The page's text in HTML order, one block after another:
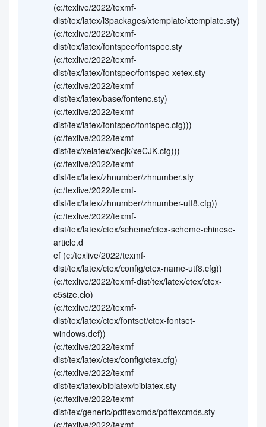
(c:/texlive/2022/texmf-
dist/tex/latex/l3packages/xtemplate/xtemplate.sty)
(c:/texlive/2022/texmf-
dist/tex/latex/fontspec/fontspec.sty
(c:/texlive/2022/texmf-
dist/tex/latex/fontspec/fontspec-xetex.sty
(c:/texlive/2022/texmf-
dist/tex/latex/base/fontenc.sty)
(c:/texlive/2022/texmf-
dist/tex/latex/fontspec/fontspec.cfg)))
(c:/texlive/2022/texmf-
dist/tex/xelatex/xecjk/xeCJK.cfg)))
(c:/texlive/2022/texmf-
dist/tex/latex/zhnumber/zhnumber.sty
(c:/texlive/2022/texmf-
dist/tex/latex/zhnumber/zhnumber-utf8.cfg))
(c:/texlive/2022/texmf-
dist/tex/latex/ctex/scheme/ctex-scheme-chinese-
article.d
ef (c:/texlive/2022/texmf-
dist/tex/latex/ctex/config/ctex-name-utf8.cfg))
(c:/texlive/2022/texmf-dist/tex/latex/ctex/ctex-
c5size.clo)
(c:/texlive/2022/texmf-
dist/tex/latex/ctex/fontset/ctex-fontset-
windows.def))
(c:/texlive/2022/texmf-
dist/tex/latex/ctex/config/ctex.cfg)
(c:/texlive/2022/texmf-
dist/tex/latex/biblatex/biblatex.sty
(c:/texlive/2022/texmf-
dist/tex/generic/pdftexcmds/pdftexcmds.sty